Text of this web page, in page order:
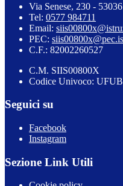
Via Senese, 230 -
Tel: 0577 984711
Email:
PEC:
C.F.: 82002260527
C.M. SIIS00800X
Codice Univoco:
Seguici su
Facebook
Instagram
Sezione Link Utili